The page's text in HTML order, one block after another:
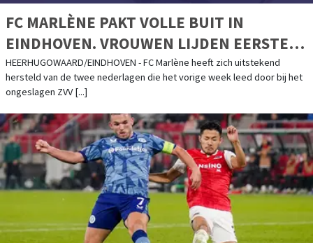
FC MARLÈNE PAKT VOLLE BUIT IN
EINDHOVEN. VROUWEN LIJDEN EERSTE
PUNTENVERLIES
HEERHUGOWAARD/EINDHOVEN - FC Marlène heeft zich uitstekend
hersteld van de twee nederlagen die het vorige week leed door bij het
ongeslagen ZVV [...]